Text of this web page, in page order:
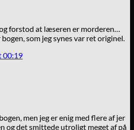
forstod at læseren er morderen…
som jeg synes var ret originel.
00:19
men jeg er enig med flere af jer
og det smittede utroligt meget af på